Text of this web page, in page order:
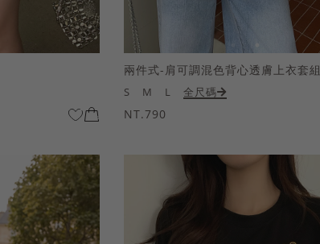
兩件式-肩可調混色背心透膚上衣套組
S M L 全尺碼
NT.790